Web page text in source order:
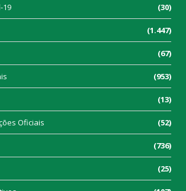
19 (30)
(1.447)
(67)
(953)
(13)
Oficiais (52)
(736)
(25)